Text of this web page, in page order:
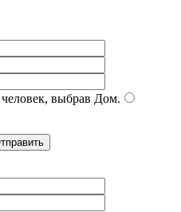
выбрав Дом.